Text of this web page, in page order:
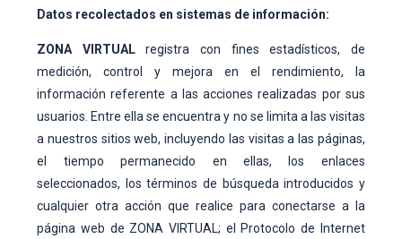
Datos recolectados en sistemas de información:
ZONA VIRTUALregistra con fines estadísticos, de
medición, control y mejora en el rendimiento, la
información referente a las acciones realizadas por sus
usuarios. Entre ella se encuentra y no se limita a las visitas
a nuestros sitios web, incluyendo las visitas a las páginas,
el tiempo permanecido en ellas, los enlaces
seleccionados, los términos de búsqueda introducidos y
cualquier otra acción que realice para conectarse a la
página web de ZONA VIRTUAL; el Protocolo de Internet